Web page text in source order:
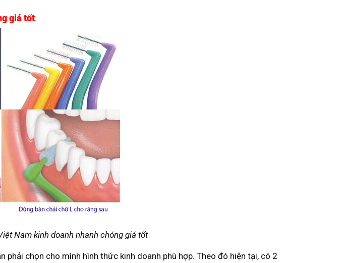
giá tốt
Nam kinh doanh nhanh chóng giá tốt
phải chọn cho mình hình thức kinh doanh phù hợp. Theo đó hiện tại, có 2